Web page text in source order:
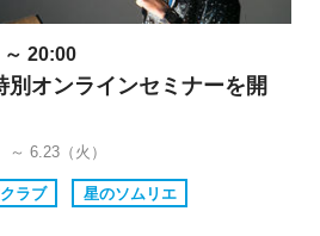
20:00
別オンラインセミナーを開
6.23（火）
ラブ 星のソムリエ